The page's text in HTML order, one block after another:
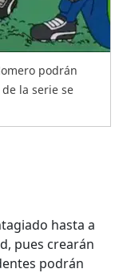
podrán
la serie se
hasta a
pues crearán
podrán